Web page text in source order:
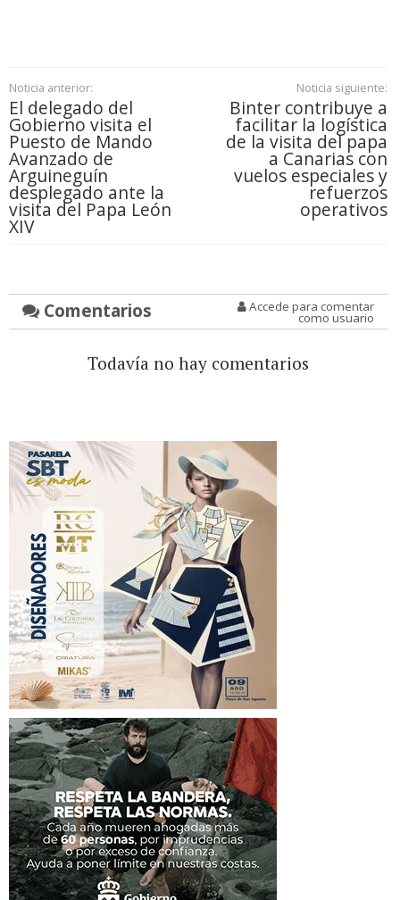
Noticia anterior:
El delegado del
Gobierno visita el
Puesto de Mando
Avanzado de
Arguineguín
desplegado ante la
visita del Papa León
XIV
Noticia siguiente:
Binter contribuye a
facilitar la logística
de la visita del papa
a Canarias con
vuelos especiales y
refuerzos
operativos
Comentarios Accede para comentar
como usuario
Todavía no hay comentarios